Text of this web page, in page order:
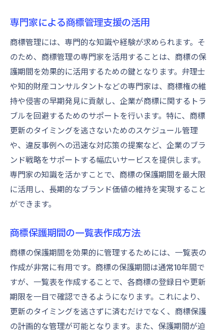
専門家による商標管理支援の活用
商標管理には、専門的な知識や経験が求められます。そ
のため、商標管理の専門家を活用することは、商標の保
護期間を効果的に活用するための鍵となります。弁理士
や知的財産コンサルタントなどの専門家は、商標権の維
持や侵害の早期発見に貢献し、企業が商標に関するトラ
ブルを回避するためのサポートを行います。特に、商標
更新のタイミングを逃さないためのスケジュール管理
や、違反事例への迅速な対応策の提案など、企業のブラ
ンド戦略をサポートする幅広いサービスを提供します。
専門家の知識を活かすことで、商標の保護期間を最大限
に活用し、長期的なブランド価値の維持を実現すること
ができます。
商標保護期間の一覧表作成方法
商標の保護期間を効果的に管理するためには、一覧表の
作成が非常に有用です。商標の保護期間は通常10年間で
すが、一覧表を作成することで、各商標の登録日や更新
期限を一目で確認できるようになります。これにより、
更新のタイミングを逃さずに済むだけでなく、商標保護
の計画的な管理が可能となります。また、保護期間が迫